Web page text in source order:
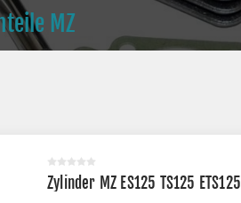
MZ
Zylinder MZ ES125 TS125 ETS125